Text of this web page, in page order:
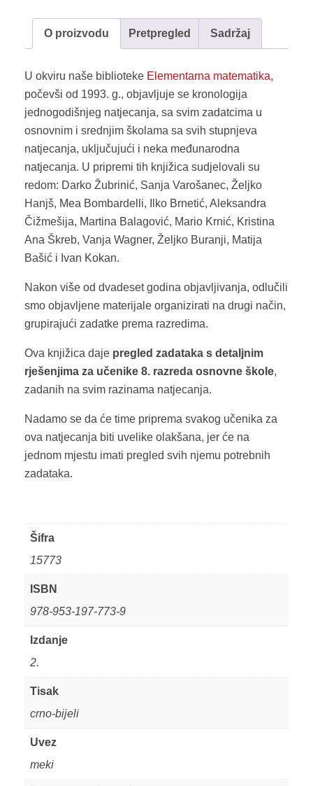
škole
(volim
količina
O proizvodu Pretpregled Sadržaj
U okviru naše biblioteke Elementarna matematika,
počevši od 1993. g., objavljuje se kronologija
jednogodišnjeg natjecanja, sa svim zadatcima u
osnovnim i srednjim školama sa svih stupnjeva
natjecanja, uključujući i neka međunarodna
natjecanja. U pripremi tih knjižica sudjelovali su
redom: Darko Žubrinić, Sanja Varošanec, Željko
Hanjš, Mea Bombardelli, Ilko Brnetić, Aleksandra
Čižmešija, Martina Balagović, Mario Krnić, Kristina
Ana Škreb, Vanja Wagner, Željko Buranji, Matija
Bašić i Ivan Kokan.
Nakon više od dvadeset godina objavljivanja, odlučili
smo objavljene materijale organizirati na drugi način,
grupirajući zadatke prema razredima.
Ova knjižica daje pregled zadataka s detaljnim
rješenjima za učenike 8. razreda osnovne škole,
zadanih na svim razinama natjecanja.
Nadamo se da će time priprema svakog učenika za
ova natjecanja biti uvelike olakšana, jer će na
jednom mjestu imati pregled svih njemu potrebnih
zadataka.
Šifra
15773
ISBN
978-953-197-773-9
Izdanje
2.
Tisak
crno-bijeli
Uvez
meki